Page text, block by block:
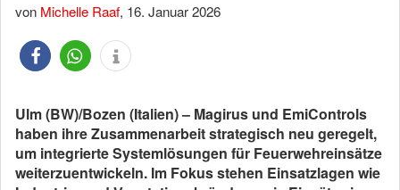
von Michelle Raaf, 16. Januar 2026
Ulm (BW)/Bozen (Italien) – Magirus und EmiControls
haben ihre Zusammenarbeit strategisch neu geregelt,
um integrierte Systemlösungen für Feuerwehreinsätze
weiterzuentwickeln. Im Fokus stehen Einsatzlagen wie